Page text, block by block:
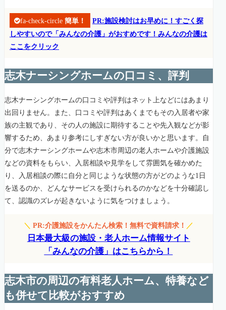
fa-check-circle 簡単！
PR:施設検討はお早めに！すごく探
しやすいので「みんなの介護」がおすめです！みんなの介護は
ここをクリック
志木ナーシングホームの口コミ、評判
志木ナーシングホームの口コミや評判はネット上などにはあまり
出回りません。また、口コミや評判はあくまでもその入居者や家
族の主観であり、その人の施設に期待することや先入観などが影
響するため、あまり参考にしすぎない方が良いかと思います。自
分で志木ナーシングホームや志木市周辺の老人ホームや介護施設
などの資料をもらい、入居相談や見学をして雰囲気を確かめた
り、入居相談の際に自分と同じような状態の方がどのような1日
を送るのか、どんなサービスを受けられるのかなどを十分確認し
て、認識のズレが起きないように気をつけましょう。
＼PR:介護施設をかんたん検索！無料で資料請求！ ／
日本最大級の施設・老人ホーム情報サイト
「みんなの介護」はこちらから！
志木市の周辺の有料老人ホーム、特養など
も併せて比較がおすすめ